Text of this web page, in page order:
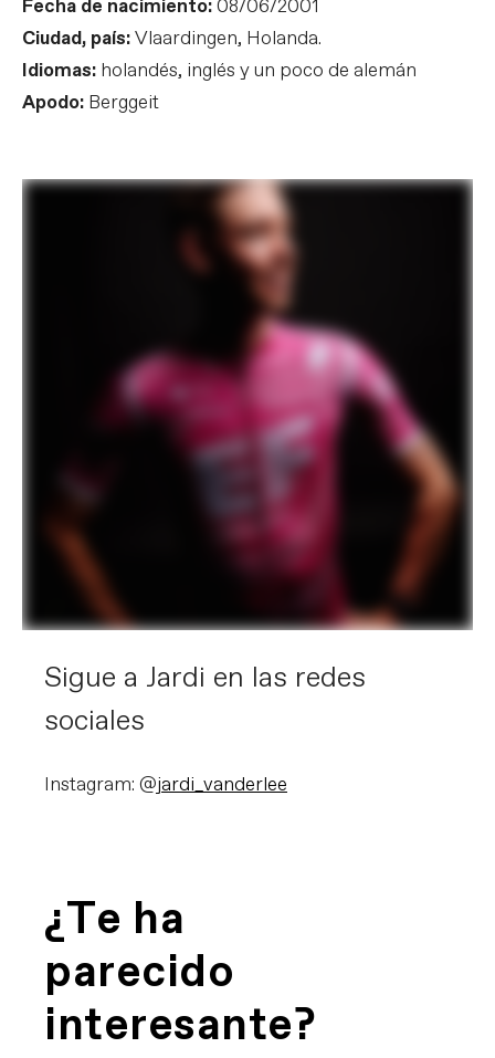
Fecha de nacimiento:08/06/2001
Ciudad, país:Vlaardingen, Holanda.
Idiomas: holandés, inglés y un poco de alemán
Apodo: Berggeit
Sigue a Jardi en las redes
sociales
Instagram: @jardi_vanderlee
¿Te ha
parecido
interesante?